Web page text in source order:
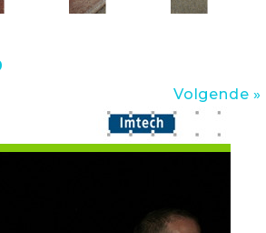
Volgende »